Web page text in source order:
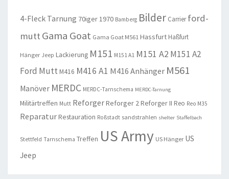
4-Fleck Tarnung 70iger1970 Bamberg Bilder Carrier ford-
mutt Gama Goat Gama Goat M561 Hassfurt Haßfurt
Hänger Jeep Lackierung M151 M151 A1 M151 A2 M151 A2
Ford Mutt M416 M416 A1 M416 Anhänger M561
Manöver MERDC MERDC-Tarnschema MERDC-Tarnung
Militärtreffen Mutt ReforgerReforger 2Reforger II Reo Reo M35
ReparaturRestauration Roßstadt sandstrahlen shelter Staffelbach
Stettfeld Tarnschema Treffen US Army US Hänger US
Jeep